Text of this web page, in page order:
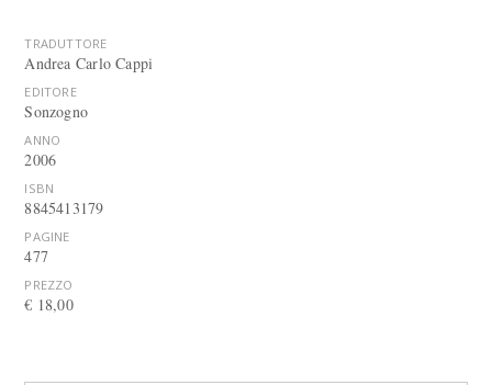
TRADUTTORE
Andrea Carlo Cappi
EDITORE
Sonzogno
ANNO
2006
ISBN
8845413179
PAGINE
477
PREZZO
€ 18,00